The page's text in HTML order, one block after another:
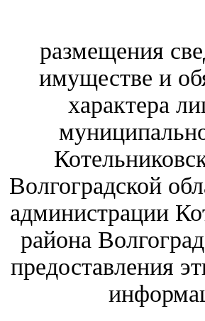
размещения
имуществе и
характера
Волгоградской
администрации
района
предоставления